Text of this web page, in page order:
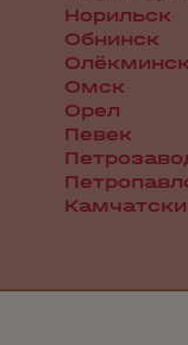
Норильск
Обнинск
Олёкминск
Омск
Орел
Певек